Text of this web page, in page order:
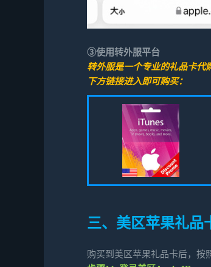
③使用转外服平台
转外服是一个专业的礼品卡代
下方链接进入即可购买：
三、美区苹果礼品
购买到美区苹果礼品卡后，按